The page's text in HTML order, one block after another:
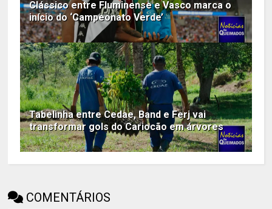
Clássico entre Fluminense e Vasco marca o
início do ‘Campeonato Verde’
Tabelinha entre Cedae, Band e Ferj vai
transformar gols do Cariocão em árvores
COMENTÁRIOS